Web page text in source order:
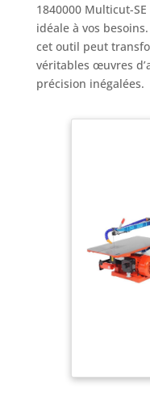
1840000 Multicut-
idéale à vos
cet outil peut
véritables œuvres
précision inégalées.